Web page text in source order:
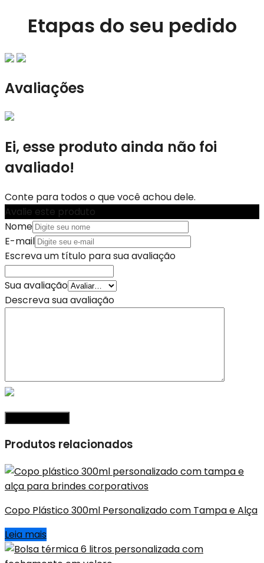
Etapas do seu pedido
Avaliações
Ei, esse produto ainda não foi
avaliado!
Conte para todos o que você achou dele.
Avalie este produto
Nome
E-mail
Escreva um título para sua avaliação
Sua avaliação
Descreva sua avaliação
Produtos relacionados
Copo Plástico 300ml Personalizado com Tampa e Alça
Leia mais